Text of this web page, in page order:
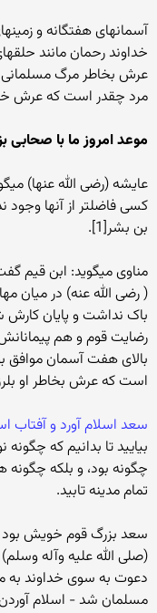
آسمانهای هفت‏گانه و
خداوند رحمان مانند
عرش بخاطر مرگ مسلمانی
مرد چقدر است که عرش
موعد امروز ما با
عایشه (رضی الله عنها)
کسی فاضلتر از آنها
بن بشر[1].
مناوی می‏گوید: ابن قیم
( رضی الله عنه) در میان
باک نداشت و پایان
رضایت قوم و هم
بالای هفت آسمان موافق
است که عرش بخاطر او بلرزد[2]. این خبر،
سعد اسلام آورد و آفتاب
بیایید تا بدانیم که
چگونه بود، و بلکه چگونه
تمام مدینه تابید.
سعد بزرگ قوم خویش بود
(صلی الله علیه وآله
دعوت به سوی خداوند به
مسلمان شد - اسلام آوردن